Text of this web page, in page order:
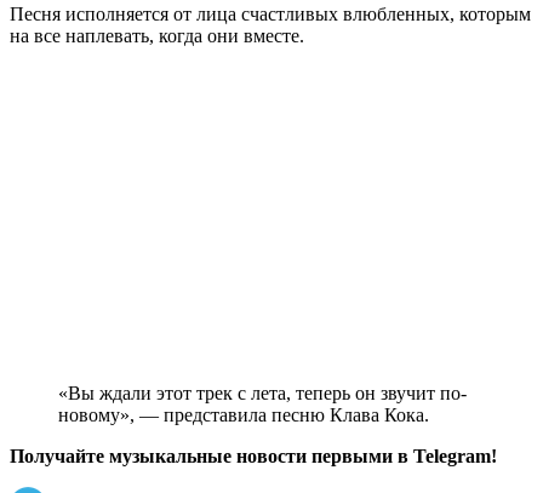
Песня исполняется от лица счастливых влюбленных, которым
на все наплевать, когда они вместе.
«Вы ждали этот трек с лета, теперь он звучит по-
новому», — представила песню Клава Кока.
Получайте музыкальные новости первыми в Telegram!